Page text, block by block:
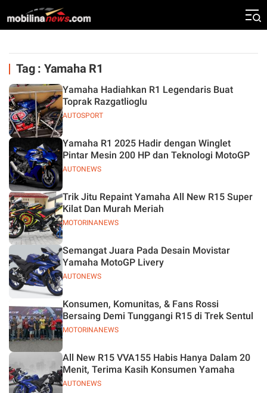
Tag : Yamaha R1
AUTOSPORT
Yamaha Hadiahkan R1 Legendaris Buat
Toprak Razgatlioglu
AUTONEWS
Yamaha R1 2025 Hadir dengan Winglet
Pintar Mesin 200 HP dan Teknologi MotoGP
MOTORINANEWS
Trik Jitu Repaint Yamaha All New R15 Super
Kilat Dan Murah Meriah
AUTONEWS
Semangat Juara Pada Desain Movistar
Yamaha MotoGP Livery
MOTORINANEWS
Konsumen, Komunitas, & Fans Rossi
Bersaing Demi Tunggangi R15 di Trek Sentul
AUTONEWS
All New R15 VVA155 Habis Hanya Dalam 20
Menit, Terima Kasih Konsumen Yamaha